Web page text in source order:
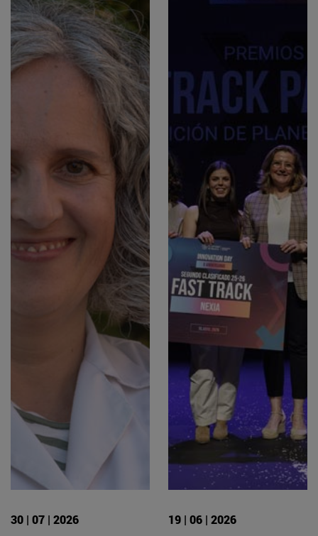
30 | 07 | 2026 19 | 06 | 2026